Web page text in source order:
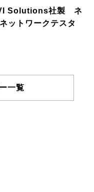
Solutions社製 ネ
ットワークテスタ
一覧